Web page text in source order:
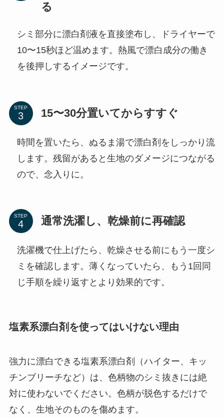
る
シミ部分に漂白剤液を直接塗布し、ドライヤーで
10〜15秒ほど温めます。熱風で漂白成分の働き
を後押しするイメージです。
STEP 15〜30分置いてからすすぐ
時間を置いたら、ぬるま湯で漂白剤をしっかり流
します。残留があると生地のダメージにつながる
ので、念入りに。
STEP 通常洗濯し、乾燥前に再確認
洗濯機で仕上げたら、乾燥させる前にもう一度シ
ミを確認します。薄くなっていたら、もう1回同
じ手順を繰り返すとより効果的です。
塩素系漂白剤を使ってはいけない理由
強力に漂白できる塩素系漂白剤（ハイター、キッ
チンブリーチなど）は、色柄物のシミ抜きには絶
対に使わないでください。色柄が脱色するだけで
なく、生地そのものを傷めます。